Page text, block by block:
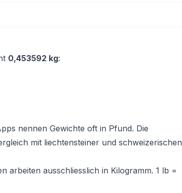
0,453592 kg:
nennen Gewichte oft in Pfund. Die
mit liechtensteiner und schweizerischen
arbeiten ausschliesslich in Kilogramm. 1 lb =